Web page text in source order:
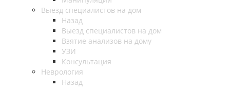
Выезд специалистов на дом
Назад
Выезд специалистов на дом
Взятие анализов на дому
УЗИ
Консультация
Неврология
Назад